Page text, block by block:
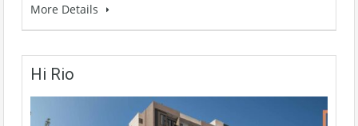
More Details
Hi Rio